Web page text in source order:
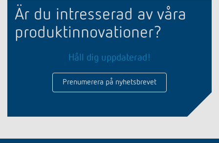
Är du intresserad av våra
produktinnovationer?
Håll dig uppdaterad!
Prenumerera på nyhetsbrevet